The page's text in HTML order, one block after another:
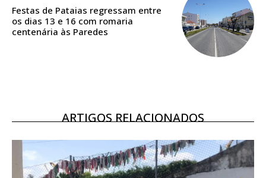
12 meses
Acesso ao conteúdo online
Festas de Pataias regressam entre
os dias 13 e 16 com romaria
centenária às Paredes
ARTIGOS RELACIONADOS